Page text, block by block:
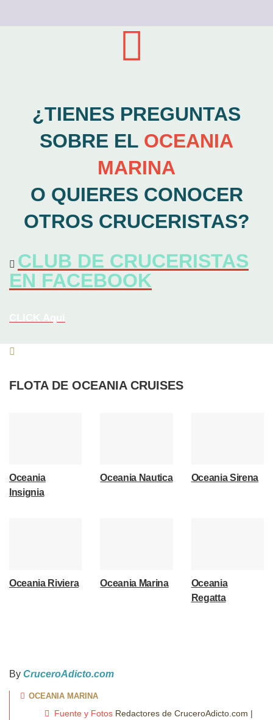
¿TIENES PREGUNTAS
SOBRE EL OCEANIA
MARINA
O QUIERES CONOCER
OTROS CRUCERISTAS?
CLUB DE CRUCERISTAS
EN FACEBOOK
FLOTA DE OCEANIA CRUISES
Oceania
Insignia
Oceania Nautica Oceania Sirena
Oceania Riviera Oceania Marina
Oceania
Regatta
By CruceroAdicto.com
OCEANIA MARINA
Fuente y FotosRedactores de CruceroAdicto.com |